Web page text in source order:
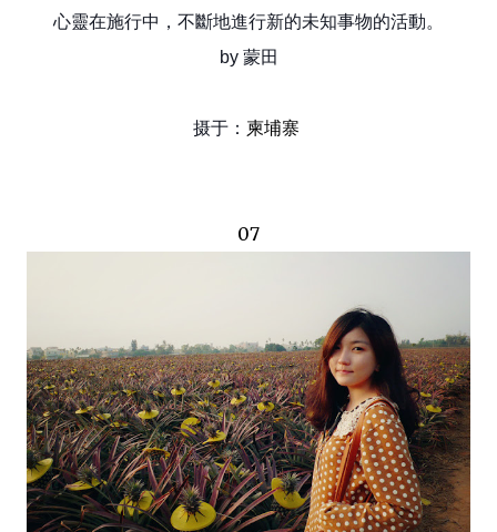
心靈在施行中，不斷地進行新的未知事物的活動。
by 蒙田
摄于： 柬埔寨
07